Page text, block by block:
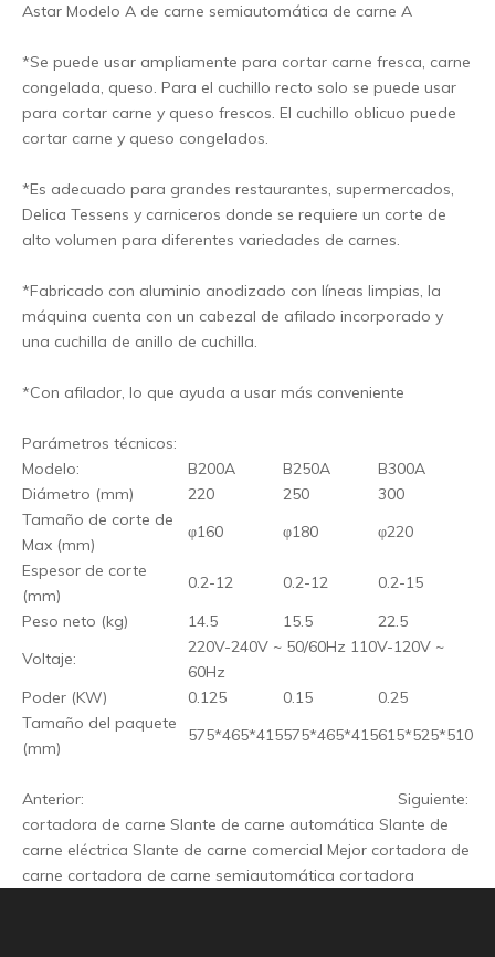
Astar Modelo A de carne semiautomática de carne A
*Se puede usar ampliamente para cortar carne fresca, carne
congelada, queso. Para el cuchillo recto solo se puede usar
para cortar carne y queso frescos. El cuchillo oblicuo puede
cortar carne y queso congelados.
*Es adecuado para grandes restaurantes, supermercados,
Delica Tessens y carniceros donde se requiere un corte de
alto volumen para diferentes variedades de carnes.
*Fabricado con aluminio anodizado con líneas limpias, la
máquina cuenta con un cabezal de afilado incorporado y
una cuchilla de anillo de cuchilla.
*Con afilador, lo que ayuda a usar más conveniente
Parámetros técnicos:
Modelo:
B200A B250A
B300A
Diámetro (mm)
220 250
300
Tamaño de corte de
Max (mm)
φ160 φ180
φ220
Espesor de corte
(mm)
0.2-12 0.2-12
0.2-15
Peso neto (kg)
14.5 15.5
22.5
Voltaje:
220V-240V ~ 50/60Hz 110V-120V ~
60Hz
Poder (KW)
0.125 0.15
0.25
Tamaño del paquete
(mm)
575*465*415575*465*415615*525*510
Anterior:
Siguiente:
cortadora de carne Slante de carne automática Slante de
carne eléctrica Slante de carne comercial Mejor cortadora de
carne cortadora de carne semiautomática cortadora